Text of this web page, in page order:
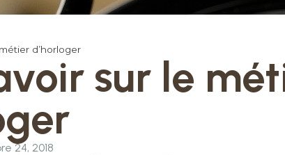
d’horloger
sur le
24, 2018